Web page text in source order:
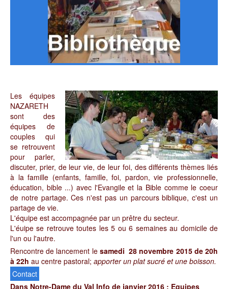
Les équipes
NAZARETH
sont des
équipes de
couples qui
se retrouvent
pour parler,
discuter, prier, de leur vie, de leur foi, des différents thèmes liés
à la famille (enfants, famille, foi, pardon, vie professionnelle,
éducation, bible ...) avec l'Evangile et la Bible comme le coeur
de notre partage. Ces n'est pas un parcours biblique, c'est un
partage de vie.
L'équipe est accompagnée par un prêtre du secteur.
L'éuipe se retrouve toutes les 5 ou 6 semaines au domicile de
l'un ou l'autre.
Rencontre de lancement le samedi 28 novembre 2015 de 20h
à 22h au centre pastoral; apporter un plat sucré et une boisson.
Contact
Dans Notre-Dame du Val Info de janvier 2016 : Equipes